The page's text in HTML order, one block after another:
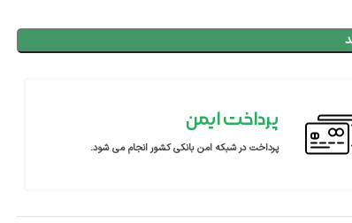
پرداخت ایمن
پرداخت در شبکه امن بانکی کشور انجام می شود.